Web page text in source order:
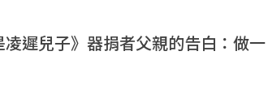
遲兒子》器捐者父親的告白：做一